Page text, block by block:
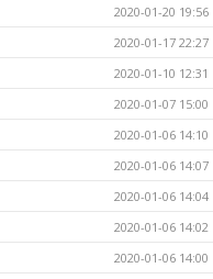
2020-01-20 19:56
2020-01-17 22:27
2020-01-10 12:31
2020-01-07 15:00
2020-01-06 14:10
2020-01-06 14:07
2020-01-06 14:04
2020-01-06 14:02
2020-01-06 14:00